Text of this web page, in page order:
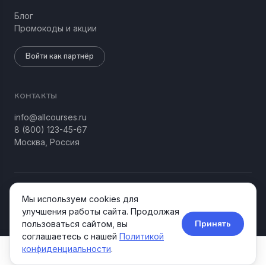
Блог
Промокоды и акции
Войти как партнёр
КОНТАКТЫ
info@allcourses.ru
8 (800) 123-45-67
Москва, Россия
КонфиденциальностьСоглашение
Мы используем cookies для
улучшения работы сайта. Продолжая
пользоваться сайтом, вы
соглашаетесь с нашей Политикой
конфиденциальности.
Принять